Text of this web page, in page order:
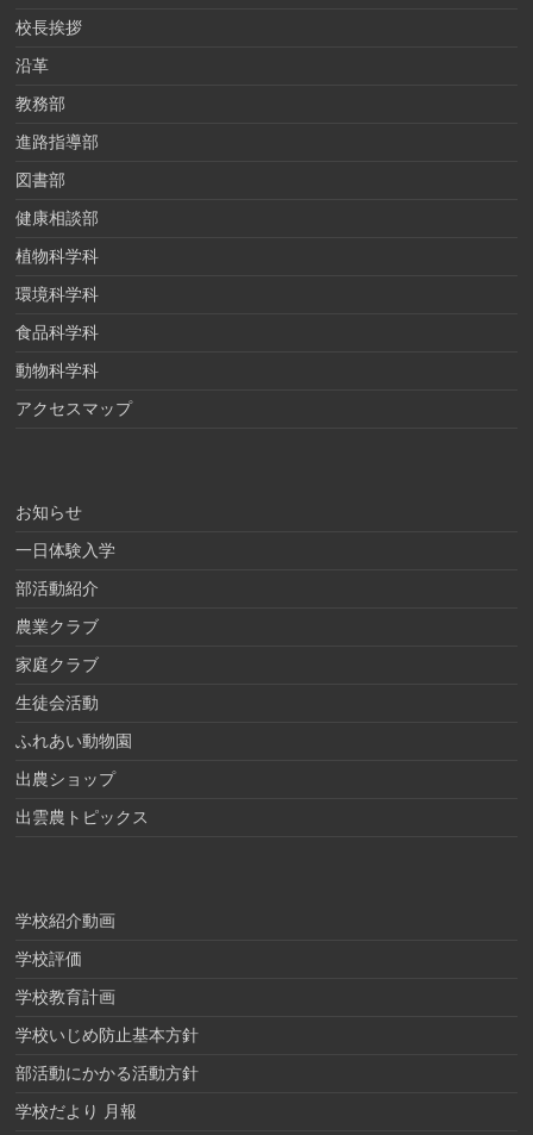
校長挨拶
沿革
教務部
進路指導部
図書部
健康相談部
植物科学科
環境科学科
食品科学科
動物科学科
アクセスマップ
お知らせ
一日体験入学
部活動紹介
農業クラブ
家庭クラブ
生徒会活動
ふれあい動物園
出農ショップ
出雲農トピックス
学校紹介動画
学校評価
学校教育計画
学校いじめ防止基本方針
部活動にかかる活動方針
学校だより 月報